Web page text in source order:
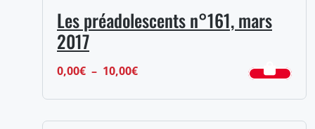
Les préadolescents n°161, mars
2017
0,00€ – 10,00€Plage